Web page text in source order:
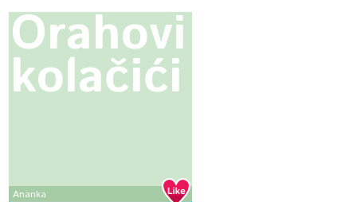
Orahovi
kolačići
Ananka